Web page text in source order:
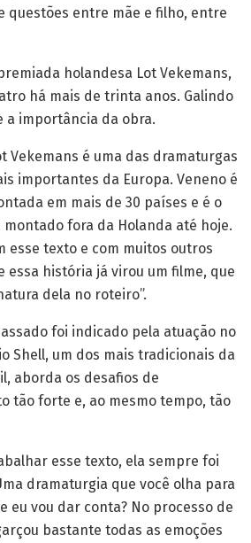
questões entre mãe e filho, entre
holandesa Lot Vekemans,
há mais de trinta anos. Galindo
a importância da obra.
Vekemans é uma das dramaturgas
importantes da Europa. Veneno é
em mais de 30 países e é o
fora da Holanda até hoje.
esse texto e com muitos outros
essa história já virou um filme, que
dela no roteiro”.
foi indicado pela atuação no
Shell, um dos mais tradicionais da
aborda os desafios de
tão forte e, ao mesmo tempo, tão
esse texto, ela sempre foi
dramaturgia que você olha para
eu vou dar conta? No processo de
bastante todas as emoções